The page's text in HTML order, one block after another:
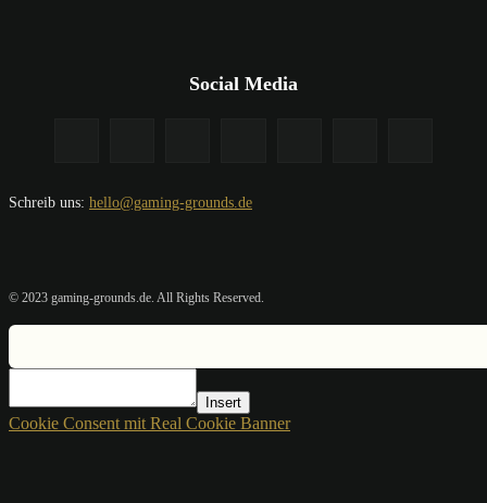
Social Media
Schreib uns: hello@gaming-grounds.de
© 2023 gaming-grounds.de. All Rights Reserved.
Insert
Cookie Consent mit Real Cookie Banner